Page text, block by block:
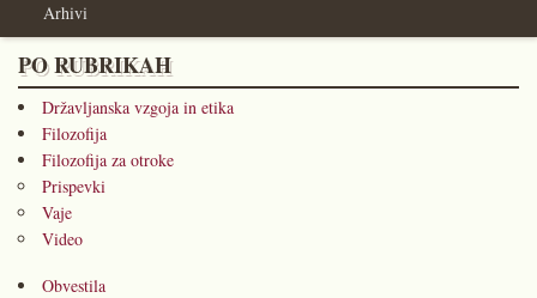
Arhivi
PO RUBRIKAH
Državljanska vzgoja in etika
Filozofija
Filozofija za otroke
Prispevki
Vaje
Video
Obvestila